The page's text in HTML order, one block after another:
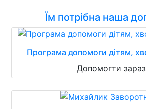
Їм потрібна наша
Програма допомоги дітям,
Допомогти зараз